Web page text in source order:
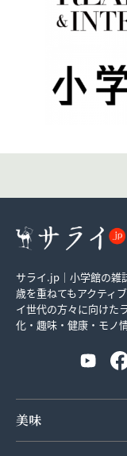
サライ.jp｜小学館の雑
歳を重ねてもアクティ
イ世代の方々に向けた
化・趣味・健康・モノ
美味